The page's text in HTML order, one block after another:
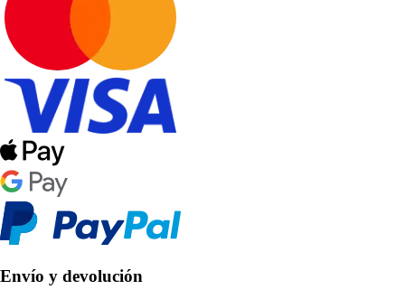
Envío y devolución